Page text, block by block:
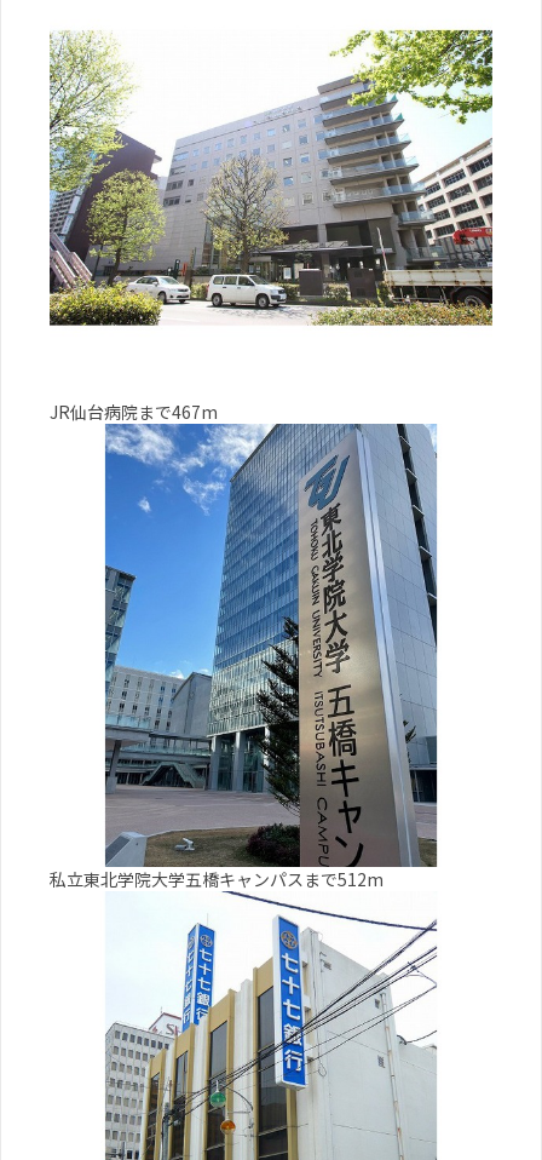
JR仙台病院まで467m
私立東北学院大学五橋キャンパスまで512m